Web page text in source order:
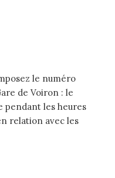
le numéro
de Voiron : le
pendant les heures
relation avec les